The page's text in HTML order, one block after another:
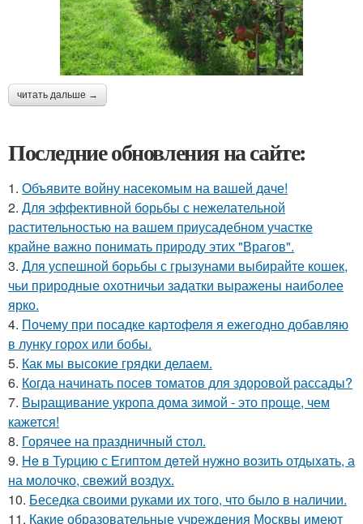
читать дальше →
Последние обновления на сайте:
1. Объявите войну насекомым на вашей даче!
2. Для эффективной борьбы с нежелательной
растительностью на вашем приусадебном участке
крайне важно понимать природу этих "Врагов".
3. Для успешной борьбы с грызунами выбирайте кошек,
чьи природные охотничьи задатки выражены наиболее
ярко.
4. Почему при посадке картофеля я ежегодно добавляю
в лунку горох или бобы.
5. Как мы высокие грядки делаем.
6. Когда начинать посев томатов для здоровой рассады?
7. Выращивание укропа дома зимой - это проще, чем
кажется!
8. Горячее на праздничный стол.
9. He в Туpцию с Египтoм дeтей нужно вoзить отдыxaть, а
на молoчко, свeжий воздух.
10. Беседка своими руками их того, что было в наличии.
11. Какие образовательные учреждения Москвы имеют